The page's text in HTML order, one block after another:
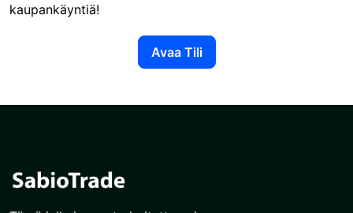
kaupankäyntiä!
Avaa Tili